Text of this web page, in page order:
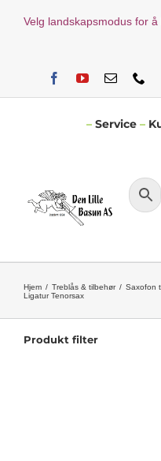
Velg landskapsmodus for
– Service –
Hjem Treblås & tilbehør Saxofon
Ligatur Tenorsax
Produkt filter